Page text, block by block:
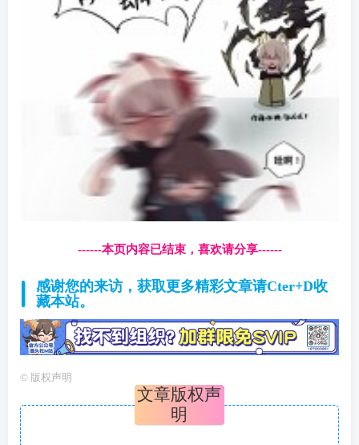
------本页内容已结束，喜欢请分享------
感谢您的来访，获取更多精彩文章请Cter+D收
藏本站。
© 版权声明
文章版权声
明